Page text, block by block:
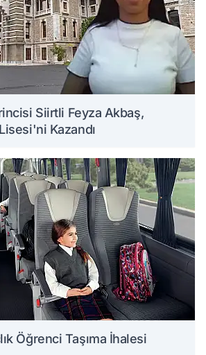
Siirtli Feyza Akbaş,
Kazandı
Öğrenci Taşıma İhalesi